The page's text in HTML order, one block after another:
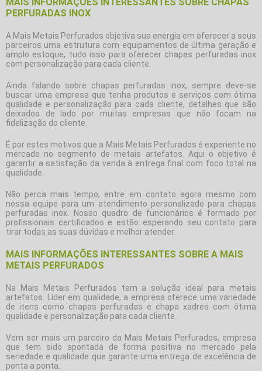
PERFURADAS INOX
A Mais Metais Perfurados objetiva sua energia em oferecer a seus
parceiros uma estrutura com equipamentos de última geração e
amplo estoque, tudo isso para oferecer chapas perfuradas inox
com personalização para cada cliente.
Ainda falando sobre chapas perfuradas inox, sempre deve-se
buscar uma empresa que tenha produtos e serviços com ótima
qualidade e personalização para cada cliente, detalhes que são
deixados de lado por muitas empresas que não focam na
fidelização do cliente.
É por estes motivos que a Mais Metais Perfurados é experiente no
mercado no segmento de metais artefatos. Aqui o objetivo é
garantir a satisfação da venda à entrega final com foco total na
qualidade.
Não perca mais tempo, entre em contato agora mesmo com
nossa equipe para um atendimento personalizado para chapas
perfuradas inox . Nosso quadro de funcionários é formado por
profissionais certificados e estão esperando seu contato para
tirar todas as suas dúvidas e melhor atender.
MAIS INFORMAÇÕES INTERESSANTES SOBRE A MAIS
METAIS PERFURADOS
Na Mais Metais Perfurados tem a solução ideal para metais
artefatos. Líder em qualidade, a empresa oferece uma variedade
de itens como chapas perfuradas e chapa xadres com ótima
qualidade e personalização para cada cliente.
Vem ser mais um parceiro da Mais Metais Perfurados, empresa
que tem sido apontada de forma positiva no mercado pela
seriedade e qualidade que garante uma entrega de excelência de
ponta a ponta.